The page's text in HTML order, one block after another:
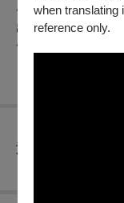
when translating
reference only.
◇ 身心障礙人士及
出示有效證件。
◇ 團體購票請洽主
退換須知